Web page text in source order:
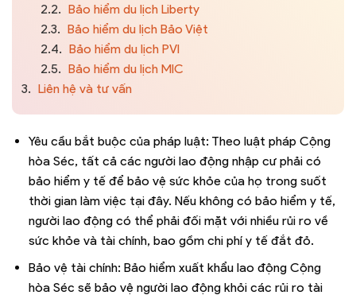
2.2. Bảo hiểm du lịch Liberty
2.3. Bảo hiểm du lịch Bảo Việt
2.4. Bảo hiểm du lịch PVI
2.5. Bảo hiểm du lịch MIC
3. Liên hệ và tư vấn
Yêu cầu bắt buộc của pháp luật: Theo luật pháp Cộng
hòa Séc, tất cả các người lao động nhập cư phải có
bảo hiểm y tế để bảo vệ sức khỏe của họ trong suốt
thời gian làm việc tại đây. Nếu không có bảo hiểm y tế,
người lao động có thể phải đối mặt với nhiều rủi ro về
sức khỏe và tài chính, bao gồm chi phí y tế đắt đỏ.
Bảo vệ tài chính: Bảo hiểm xuất khẩu lao động Cộng
hòa Séc sẽ bảo vệ người lao động khỏi các rủi ro tài